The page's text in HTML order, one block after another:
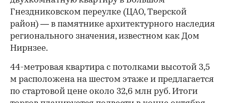
Гнездниковском переулке (ЦАО, Тверской
район) — в памятнике архитектурного наследия
регионального значения, известном как Дом
Нирнзее.
44-метровая квартира с потолками высотой 3,5
м расположена на шестом этаже и предлагается
по стартовой цене около 32,6 млн руб. Итоги